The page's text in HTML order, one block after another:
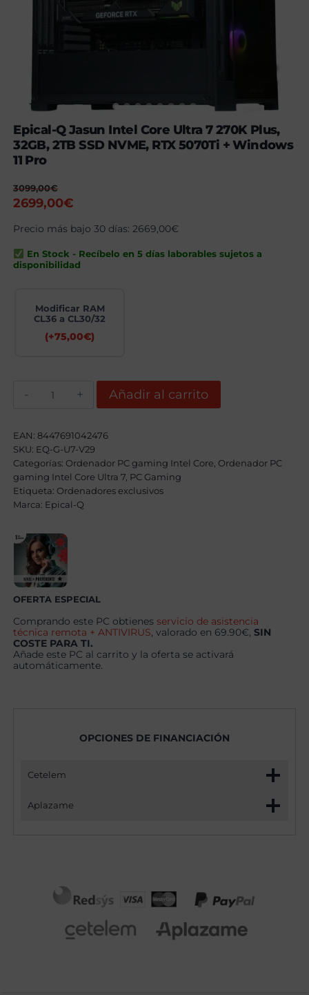
Epical-Q Jasun Intel Core Ultra 7 270K Plus,
32GB, 2TB SSD NVME, RTX 5070Ti + Windows
11 Pro
3099,00€
El
original
era:
3099,00€.
2699,00€
actual
es:
2699,00€.
Precio más bajo 30 días:2669,00€
En Stock - Recíbelo en 5 días laborables sujetos a
disponibilidad
Modificar RAM
CL36 a CL30/32
(+75,00€)
Core
Ultra
7
270K
Plus,
32GB,
2TB
SSD
5070Ti
+
Windows
11
Pro
cantidad
Añadir al carrito
EAN:8447691042476
SKU: EQ-G-U7-V29
Categorías: Ordenador PC gaming Intel Core Ordenador PC
gaming Intel Core Ultra 7 PC Gaming
Etiqueta: Ordenadores exclusivos
Marca: Epical-Q
OFERTA ESPECIAL
Comprando este PC obtienes servicio de asistencia
técnica remota + ANTIVIRUS , valorado en 69.90€,SIN
COSTE PARA TI.
Añade este PC al carrito y la oferta se activará
automáticamente.
OPCIONES DE FINANCIACIÓN
Cetelem
Aplazame